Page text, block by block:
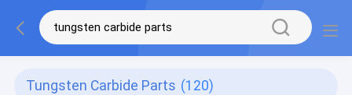
Tungsten Carbide Parts (120)